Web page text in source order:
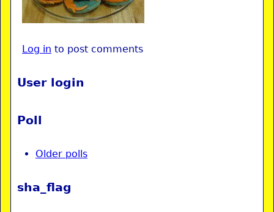
Log in to post comments
User login
Poll
Older polls
sha_flag